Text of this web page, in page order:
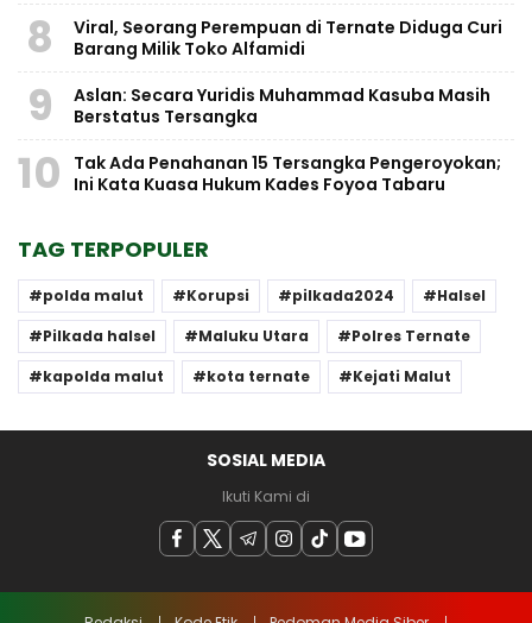
8
Viral, Seorang Perempuan di Ternate Diduga Curi
Barang Milik Toko Alfamidi
9
Aslan: Secara Yuridis Muhammad Kasuba Masih
Berstatus Tersangka
10
Tak Ada Penahanan 15 Tersangka Pengeroyokan;
Ini Kata Kuasa Hukum Kades Foyoa Tabaru
TAG TERPOPULER
polda malut Korupsi pilkada2024
Halsel
Pilkada halsel
Maluku Utara
Polres Ternate
kapolda malut
kota ternate Kejati Malut
SOSIAL MEDIA
Ikuti Kami di